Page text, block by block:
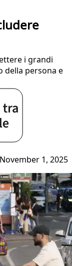
i grandi
della persona e
November 1, 2025